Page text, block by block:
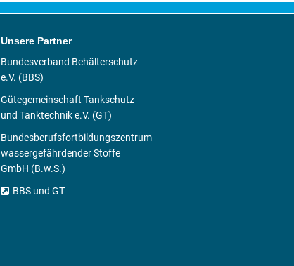
Unsere Partner
Bundesverband Behälterschutz
e.V. (BBS)
Gütegemeinschaft Tankschutz
und Tanktechnik e.V. (GT)
Bundesberufsfortbildungszentrum
wassergefährdender Stoffe
GmbH (B.w.S.)
BBS und GT